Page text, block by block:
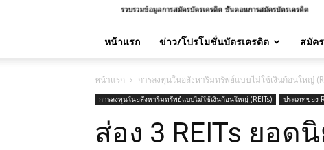
บัตร
เงินสด
เชื่อ
บุคคล
ทุก
ธนาคาร
อนุมัติ
หน้าแรก ข่าว/โปรโมชั่นบัตรเครดิต สมัค
หน้าแรก การลงทุนในอสังหาริมทรัพย์แบบไม่ใช้เงินก้อนใหญ่
การลงทุนในอสังหาริมทรัพย์แบบไม่ใช้เงินก้อนใหญ่ (REITs) ประเภทของ
ส่อง 3 REITs ยอด